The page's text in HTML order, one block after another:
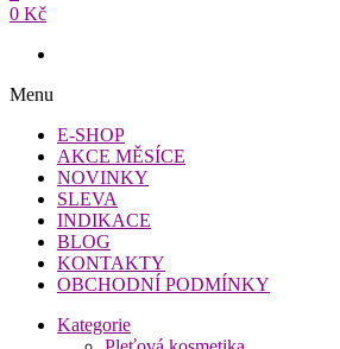
BMkosmetika.cz
0 Kč
Menu
E-SHOP
AKCE MĚSÍCE
NOVINKY
SLEVA
INDIKACE
BLOG
KONTAKTY
OBCHODNÍ PODMÍNKY
Kategorie